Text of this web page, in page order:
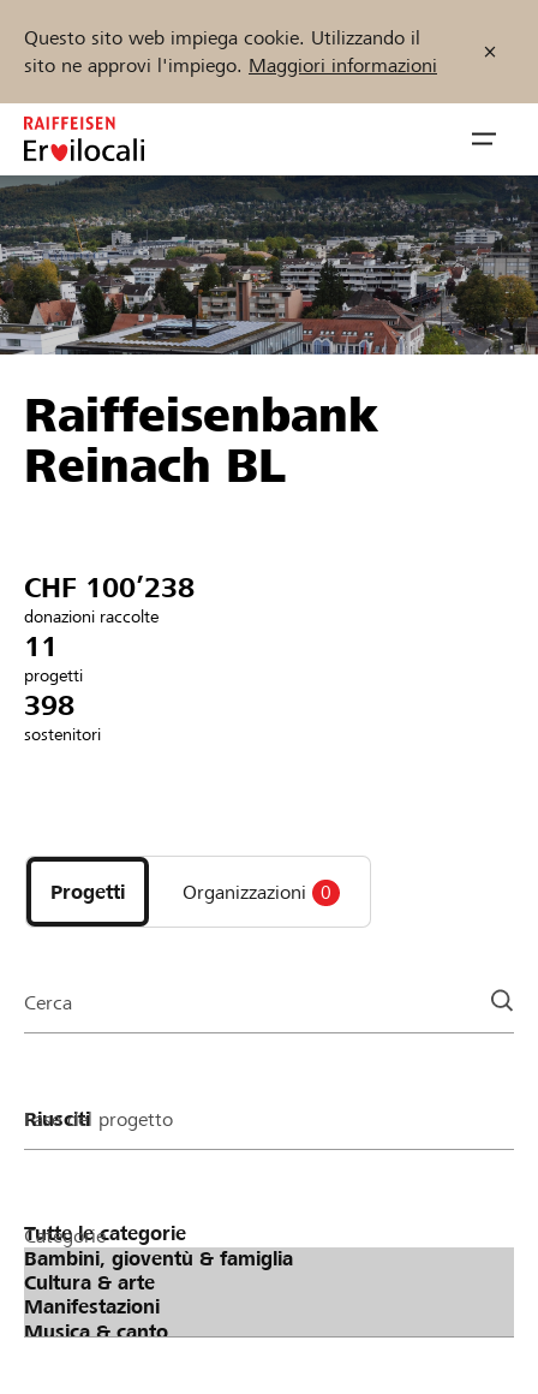
Questo sito web impiega cookie. Utilizzando il
sito ne approvi l'impiego. Maggiori informazioni
Zum
Inhalt
springen
öffnen
Sostenere
Aiuto & supporto
Collegarsi
Trova progetti e organizzazioni
Inizia ora
DE FR IT
Raiffeisenbank
Reinach BL
CHF 100’238
donazioni raccolte
11
progetti
398
sostenitori
i
progetti
e
della
Progetti Organizzazioni 0
Cerca
Fase del progetto
Categorie